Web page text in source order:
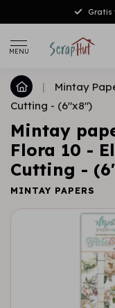
Gratis
MENU
|
Mintay
Cutting - (6"x8")
Mintay
Flora 10 -
Cutting -
MINTAY PAPERS